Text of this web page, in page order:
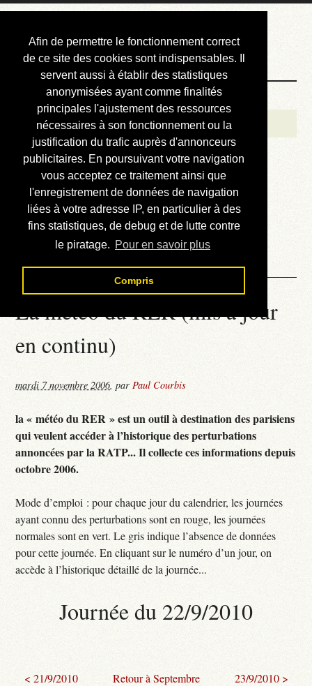
Afin de permettre le fonctionnement correct
de ce site des cookies sont indispensables. Il
servent aussi à établir des statistiques
anonymisées ayant comme finalités
principales l'ajustement des ressources
nécessaires à son fonctionnement ou la
justification du trafic auprès d'annonceurs
publicitaires. En poursuivant votre navigation
vous acceptez ce traitement ainsi que
l'enregistrement de données de navigation
liées à votre adresse IP, en particulier à des
fins statistiques, de debug et de lutte contre
le piratage. Pour en savoir plus
Compris
Courbis, « LE »
Blog Officiel
Bienvenue
Réalisations
Divers (et d’été)
Annonces
Liens externes
Téléchargement
Contact
La météo du RER (mis à jour
en continu)
mardi 7 novembre 2006,parPaul Courbis
la « météo du RER » est un outil à destination des parisiens
qui veulent accéder à l’historique des perturbations
annoncées par la RATP... Il collecte ces informations depuis
octobre 2006.
Mode d’emploi : pour chaque jour du calendrier, les journées
ayant connu des perturbations sont en rouge, les journées
normales sont en vert. Le gris indique l’absence de données
pour cette journée. En cliquant sur le numéro d’un jour, on
accède à l’historique détaillé de la journée...
Journée du 22/9/2010
< 21/9/2010
Retour à Septembre
23/9/2010 >